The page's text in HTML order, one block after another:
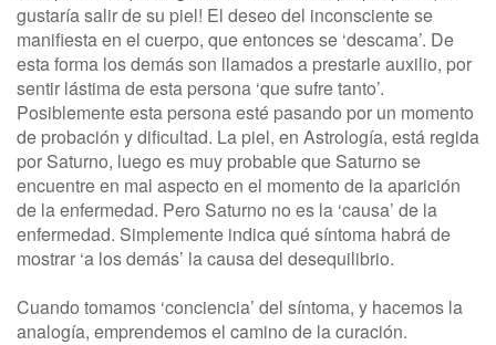
gustaría salir de su piel! El deseo del inconsciente se
manifiesta en el cuerpo, que entonces se ‘descama’. De
esta forma los demás son llamados a prestarle auxilio, por
sentir lástima de esta persona ‘que sufre tanto’.
Posiblemente esta persona esté pasando por un momento
de probación y dificultad. La piel, en Astrología, está regida
por Saturno, luego es muy probable que Saturno se
encuentre en mal aspecto en el momento de la aparición
de la enfermedad. Pero Saturno no es la ‘causa’ de la
enfermedad. Simplemente indica qué síntoma habrá de
mostrar ‘a los demás’ la causa del desequilibrio.
Cuando tomamos ‘conciencia’ del síntoma, y hacemos la
analogía, emprendemos el camino de la curación.